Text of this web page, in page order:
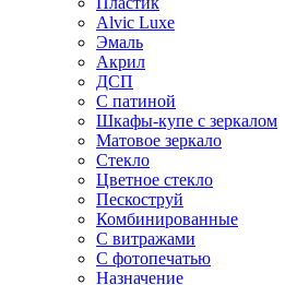
Alvic Luxe
Эмаль
Акрил
ДСП
С патиной
Шкафы-купе с зеркалом
Матовое зеркало
Стекло
Цветное стекло
Пескоструй
Комбинированные
С витражами
С фотопечатью
Назначение